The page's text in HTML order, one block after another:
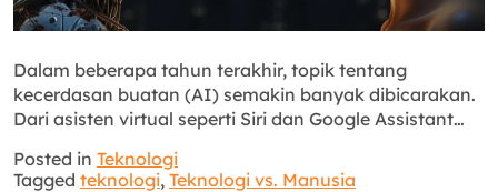
Dalam beberapa tahun terakhir, topik tentang
kecerdasan buatan (AI) semakin banyak dibicarakan.
Dari asisten virtual seperti Siri dan Google Assistant…
Posted in Teknologi
Tagged teknologi, Teknologi vs. Manusia